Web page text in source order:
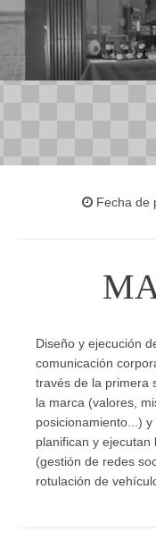
Fecha de
Diseño y ejecución
comunicación
través de la primera
la marca (valores,
posicionamiento...)
planifican y ejecutan
(gestión de redes
rotulación de